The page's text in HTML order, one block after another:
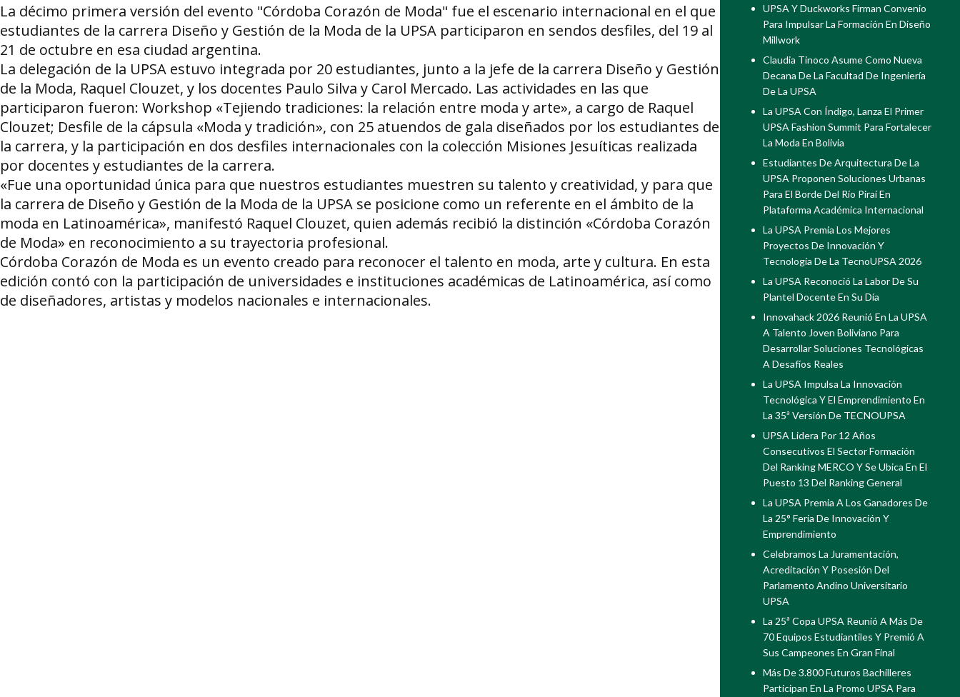
La décimo primera versión del evento "Córdoba Corazón de Moda" fue el escenario internacional en el que
estudiantes de la carrera Diseño y Gestión de la Moda de la UPSA participaron en sendos desfiles, del 19 al
21 de octubre en esa ciudad argentina.
La delegación de la UPSA estuvo integrada por 20 estudiantes, junto a la jefe de la carrera Diseño y Gestión
de la Moda, Raquel Clouzet, y los docentes Paulo Silva y Carol Mercado. Las actividades en las que
participaron fueron: Workshop «Tejiendo tradiciones: la relación entre moda y arte», a cargo de Raquel
Clouzet; Desfile de la cápsula «Moda y tradición», con 25 atuendos de gala diseñados por los estudiantes de
la carrera, y la participación en dos desfiles internacionales con la colección Misiones Jesuíticas realizada
por docentes y estudiantes de la carrera.
«Fue una oportunidad única para que nuestros estudiantes muestren su talento y creatividad, y para que
la carrera de Diseño y Gestión de la Moda de la UPSA se posicione como un referente en el ámbito de la
moda en Latinoamérica», manifestó Raquel Clouzet, quien además recibió la distinción «Córdoba Corazón
de Moda» en reconocimiento a su trayectoria profesional.
Córdoba Corazón de Moda es un evento creado para reconocer el talento en moda, arte y cultura. En esta
edición contó con la participación de universidades e instituciones académicas de Latinoamérica, así como
de diseñadores, artistas y modelos nacionales e internacionales.
UPSA Y Duckworks Firman Convenio
Para Impulsar La Formación En Diseño
Millwork
Claudia Tinoco Asume Como Nueva
Decana De La Facultad De Ingeniería
De La UPSA
La UPSA Con Índigo, Lanza El Primer
UPSA Fashion Summit Para Fortalecer
La Moda En Bolivia
Estudiantes De Arquitectura De La
UPSA Proponen Soluciones Urbanas
Para El Borde Del Río Piraí En
Plataforma Académica Internacional
La UPSA Premia Los Mejores
Proyectos De Innovación Y
Tecnología De La TecnoUPSA 2026
La UPSA Reconoció La Labor De Su
Plantel Docente En Su Día
Innovahack 2026 Reunió En La UPSA
A Talento Joven Boliviano Para
Desarrollar Soluciones Tecnológicas
A Desafíos Reales
La UPSA Impulsa La Innovación
Tecnológica Y El Emprendimiento En
La 35ª Versión De TECNOUPSA
UPSA Lidera Por 12 Años
Consecutivos El Sector Formación
Del Ranking MERCO Y Se Ubica En El
Puesto 13 Del Ranking General
La UPSA Premia A Los Ganadores De
La 25° Feria De Innovación Y
Emprendimiento
Celebramos La Juramentación,
Acreditación Y Posesión Del
Parlamento Andino Universitario
UPSA
La 25ª Copa UPSA Reunió A Más De
70 Equipos Estudiantiles Y Premió A
Sus Campeones En Gran Final
Más De 3.800 Futuros Bachilleres
Participan En La Promo UPSA Para